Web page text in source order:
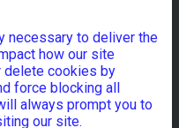
necessary to deliver the
how our site
delete cookies by
force blocking all
always prompt you to
our site.